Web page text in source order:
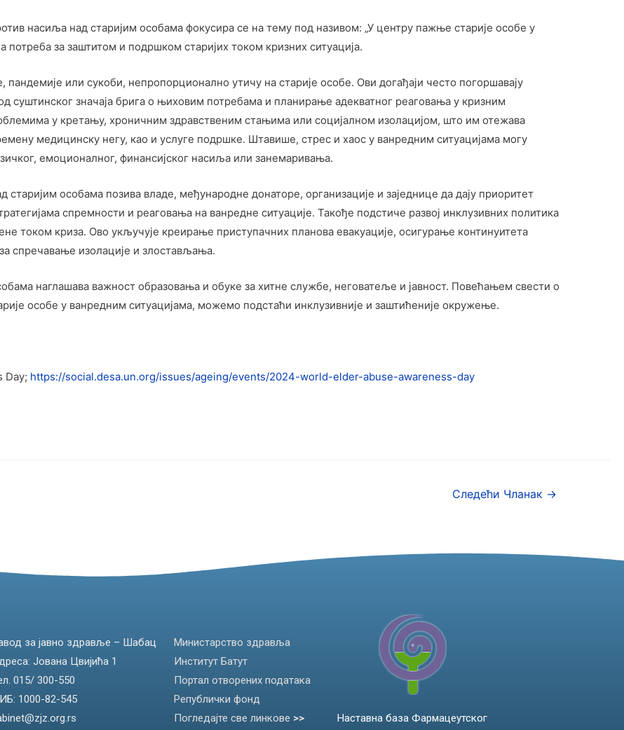
насиља над старијим особама фокусира се на тему под називом: „У центру пажње старије особе у
потреба за заштитом и подршком старијих током кризних ситуација.
пандемије или сукоби, непропорционално утичу на старије особе. Ови догађаји често погоршавају
суштинског значаја брига о њиховим потребама и планирање адекватног реаговања у кризним
у кретању, хроничним здравственим стањима или социјалном изолацијом, што им отежава
медицинску негу, као и услуге подршке. Штавише, стрес и хаос у ванредним ситуацијама могу
емоционалног, финансијског насиља или занемаривања.
особама позива владе, међународне донаторе, организације и заједнице да дају приоритет
спремности и реаговања на ванредне ситуације. Такође подстиче развој инклузивних политика
током криза. Ово укључује креирање приступачних планова евакуације, осигурање континуитета
спречавање изолације и злостављања.
наглашава важност образовања и обуке за хитне службе, неговатеље и јавност. Повећањем свести о
особе у ванредним ситуацијама, можемо подстаћи инклузивније и заштићеније окружење.
Day; https://social.desa.un.org/issues/ageing/events/2024-world-elder-abuse-awareness-day
Следећи Чланак →
за јавно здравље – Шабац
Јована Цвијића 1
015/ 300-550
1000-82-545
Министарство здравља
Институт Батут
Портал отворених података
Републички фонд
Погледајте све линкове >> Наставна база Фармацеутског